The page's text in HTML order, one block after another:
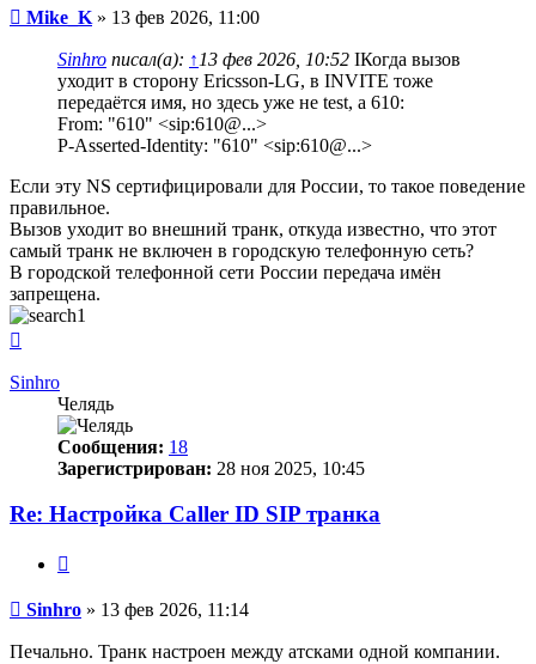
Сообщение
Mike_K » 13 фев 2026, 11:00
Sinhro писал(а): ↑ 13 фев 2026, 10:52 IКогда вызов
уходит в сторону Ericsson-LG, в INVITE тоже
передаётся имя, но здесь уже не test, а 610:
From: "610" <sip:610@...>
P-Asserted-Identity: "610" <sip:610@...>
Если эту NS сертифицировали для России, то такое поведение
правильное.
Вызов уходит во внешний транк, откуда известно, что этот
самый транк не включен в городскую телефонную сеть?
В городской телефонной сети России передача имён
запрещена.
началу
Sinhro
Челядь
Сообщения: 18
Зарегистрирован: 28 ноя 2025, 10:45
Re: Настройка Caller ID SIP транка
Сообщение
Sinhro » 13 фев 2026, 11:14
Печально. Транк настроен между атсками одной компании.